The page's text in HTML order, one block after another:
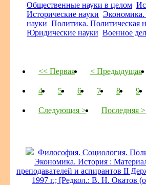
Общественные науки в целом
Исторические науки
науки Политика. Политическая
Юридические науки Военное
<< Первая < Предыдущая
4 5 6 7 8 9
Следующая > Последняя
Философия. Социология.
Экономика. История :
преподавателей и аспирантов II
1997 г.; [Редкол.: В. Н. Окатов